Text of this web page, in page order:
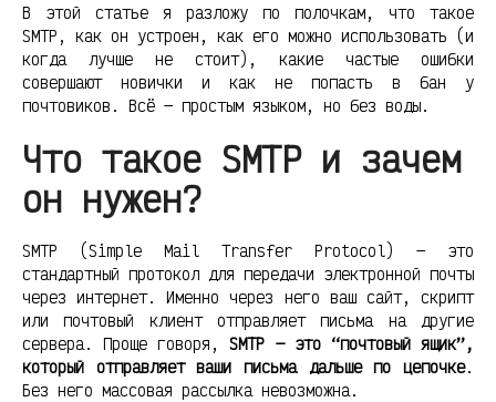
В этой статье я разложу по полочкам, что такое
SMTP, как он устроен, как его можно использовать (и
когда лучше не стоит), какие частые ошибки
совершают новички и как не попасть в бан у
почтовиков. Всё — простым языком, но без воды.
Что такое SMTP и зачем
он нужен?
SMTP (Simple Mail Transfer Protocol) — это
стандартный протокол для передачи электронной почты
через интернет. Именно через него ваш сайт, скрипт
или почтовый клиент отправляет письма на другие
сервера. Проще говоря,SMTP — это “почтовый ящик”,
который отправляет ваши письма дальше по цепочке.
Без него массовая рассылка невозможна.